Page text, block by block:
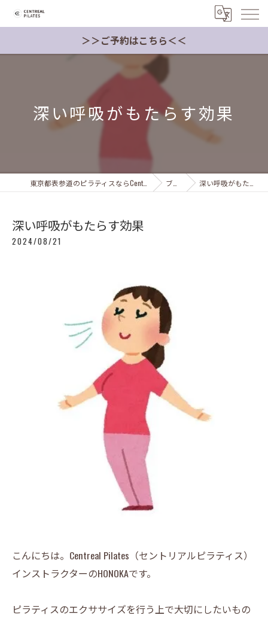
＞＞ご予約はこちら＜＜
深い呼吸がもたらす効果
ブログ 深い呼吸がもたらす効果
深い呼吸がもたらす効果
2024/08/21
こんにちは。Centreal Pilates（セントリアルピラティス）
インストラクターのHONOKAです。
ピラティスのエクササイズを行う上で大切にしたいもの